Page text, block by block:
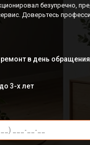
безупречно,
Доверьтесь
в день обращения
3-х лет